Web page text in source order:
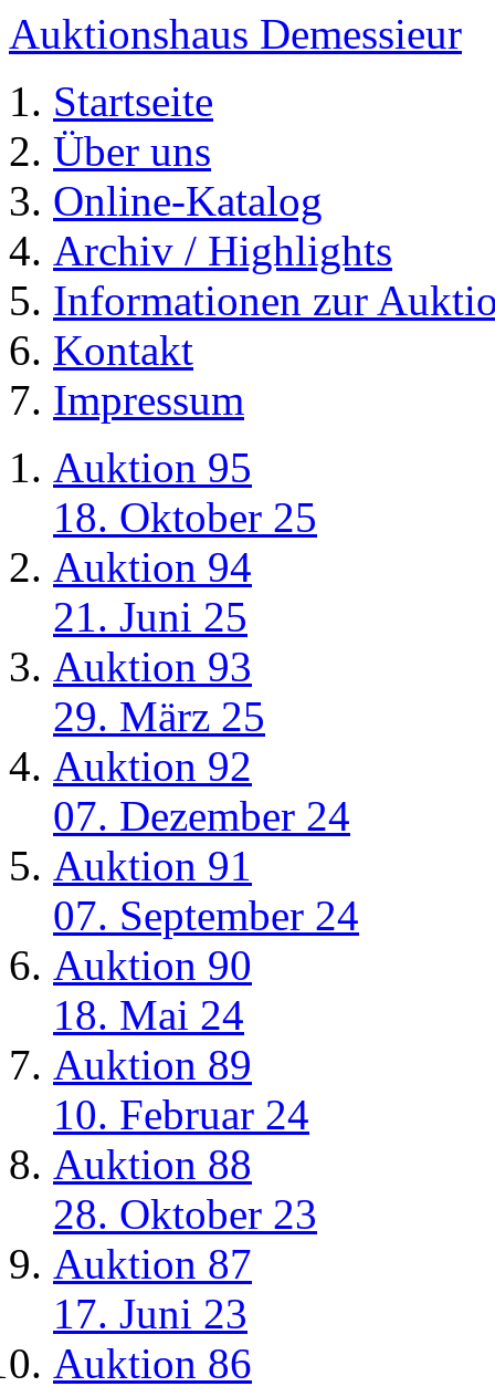
Auktionshaus Demessieur
Startseite
Über uns
Online-Katalog
Archiv / Highlights
Informationen zur
Kontakt
Impressum
Auktion 95
18. Oktober 25
Auktion 94
21. Juni 25
Auktion 93
29. März 25
Auktion 92
07. Dezember 24
Auktion 91
07. September 24
Auktion 90
18. Mai 24
Auktion 89
10. Februar 24
Auktion 88
28. Oktober 23
Auktion 87
17. Juni 23
Auktion 86